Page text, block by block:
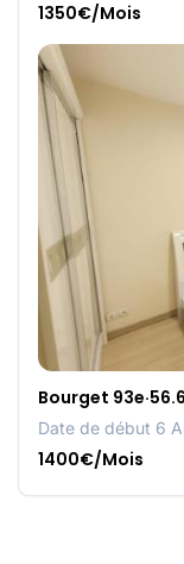
1350€/Mois
Bourget
Date de début 6
1400€/Mois